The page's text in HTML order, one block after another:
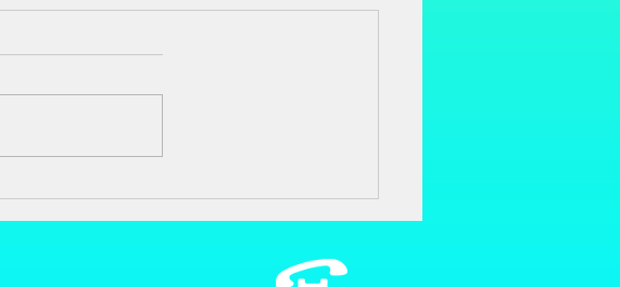
健康で美しくする
約７０年前に日本人,久司道夫が
日本人には、あまりなじみがない